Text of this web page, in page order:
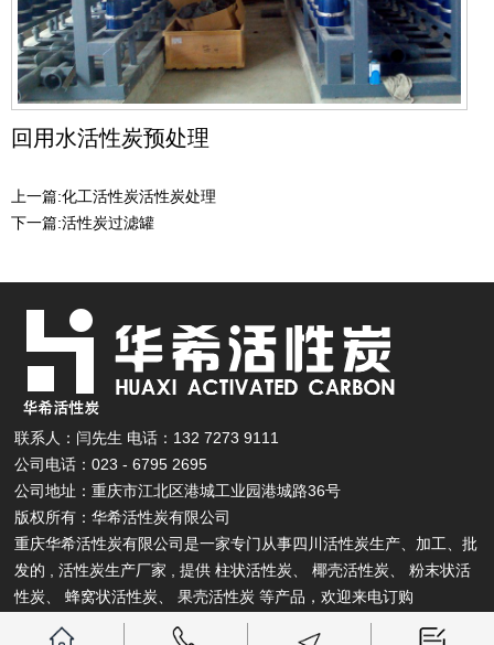
回用水活性炭预处理
上一篇:化工活性炭活性炭处理
下一篇:活性炭过滤罐
联系人：闫先生 电话：132 7273 9111
公司电话：023 - 6795 2695
公司地址：重庆市江北区港城工业园港城路36号
版权所有：华希活性炭有限公司
重庆华希活性炭有限公司是一家专门从事四川活性炭生产、加工、批
发的 , 活性炭生产厂家 , 提供柱状活性炭 、椰壳活性炭 、粉末状活
性炭 、蜂窝状活性炭 、果壳活性炭 等产品，欢迎来电订购